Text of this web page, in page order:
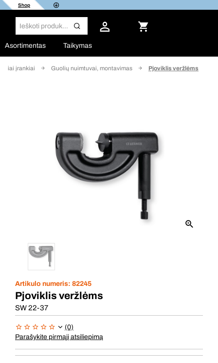
Shop
Asortimentas Taikymas
įrankiai Guolių nuimtuvai, montavimas Pjoviklis veržlėms
Artikulo numeris: 82245
Pjoviklis veržlėms
SW 22-37
(0)
Parašykite pirmąjį atsiliepimą